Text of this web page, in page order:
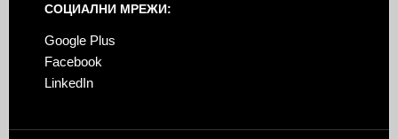
СОЦИАЛНИ МРЕЖИ:
Google Plus
Facebook
LinkedIn